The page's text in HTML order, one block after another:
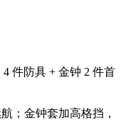
件防具 + 金钟 2 件首
；金钟套加高格挡，